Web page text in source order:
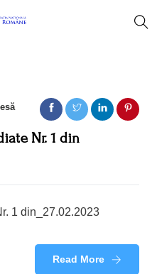
Nr. 1 din
1 din_27.02.2023
Read More